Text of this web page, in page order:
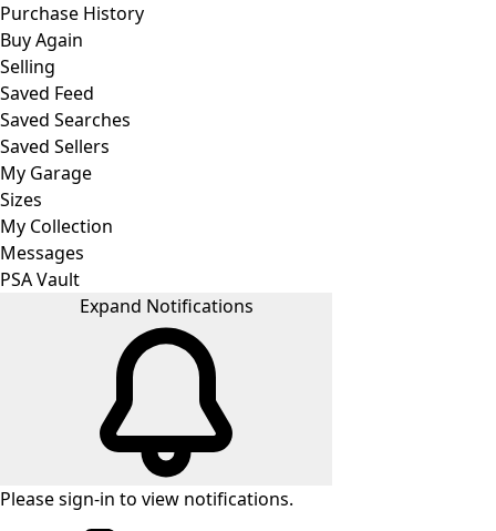
Purchase History
Buy Again
Selling
Saved Feed
Saved Searches
Saved Sellers
My Garage
Sizes
My Collection
Messages
PSA Vault
Expand Notifications
Pleasesign-in to view notifications.